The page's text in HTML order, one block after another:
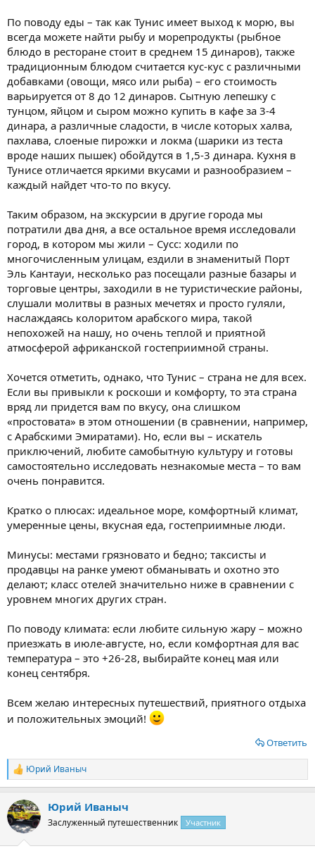
По поводу еды – так как Тунис имеет выход к морю, вы
всегда можете найти рыбу и морепродукты (рыбное
блюдо в ресторане стоит в среднем 15 динаров), также
традиционным блюдом считается кус-кус с различными
добавками (овощи, мясо или рыба) – его стоимость
варьируется от 8 до 12 динаров. Сытную лепешку с
тунцом, яйцом и сыром можно купить в кафе за 3-4
динара, а различные сладости, в числе которых халва,
пахлава, слоеные пирожки и локма (шарики из теста
вроде наших пышек) обойдутся в 1,5-3 динара. Кухня в
Тунисе отличается яркими вкусами и разнообразием –
каждый найдет что-то по вкусу.
Таким образом, на экскурсии в другие города мы
потратили два дня, а все остальное время исследовали
город, в котором мы жили – Сусс: ходили по
многочисленным улицам, ездили в знаменитый Порт
Эль Кантауи, несколько раз посещали разные базары и
торговые центры, заходили в не туристические районы,
слушали молитвы в разных мечетях и просто гуляли,
наслаждаясь колоритом арабского мира, такой
непохожей на нашу, но очень теплой и приятной
атмосферой африканской гостеприимной страны.
Хочется отметить, однако, что Тунис – страна не для всех.
Если вы привыкли к роскоши и комфорту, то эта страна
вряд ли придется вам по вкусу, она слишком
«простовата» в этом отношении (в сравнении, например,
с Арабскими Эмиратами). Но, если вы – искатель
приключений, любите самобытную культуру и готовы
самостоятельно исследовать незнакомые места – то вам
очень понравится.
Кратко о плюсах: идеальное море, комфортный климат,
умеренные цены, вкусная еда, гостеприимные люди.
Минусы: местами грязновато и бедно; таксисты и
продавцы на ранке умеют обманывать и охотно это
делают; класс отелей значительно ниже в сравнении с
уровнем многих других стран.
По поводу климата: если любите сильную жару – можно
приезжать в июле-августе, но, если комфортная для вас
температура – это +26-28, выбирайте конец мая или
конец сентября.
Всем желаю интересных путешествий, приятного отдыха
и положительных эмоций!
Ответить
Р
е
к
ц
и
Юрий Иваныч
Юрий Иваныч
Заслуженный путешественник Участник